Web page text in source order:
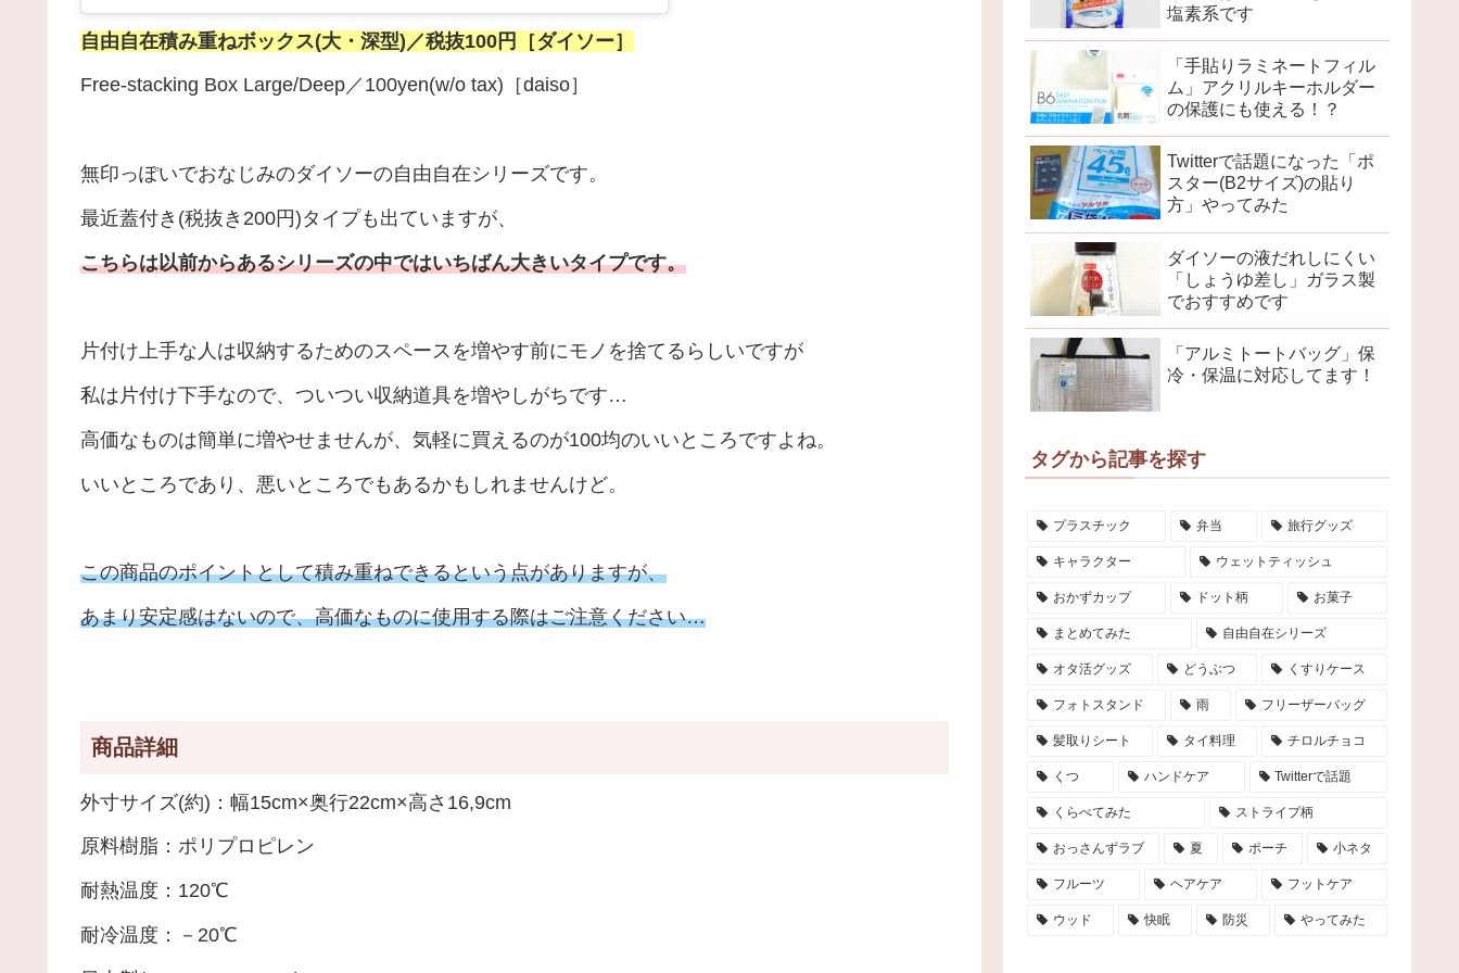
自由自在積み重ねボックス(大・深型)／税抜100円［ダイソー］
Free-stacking Box Large/Deep／100yen(w/o tax)［daiso］
無印っぽいでおなじみのダイソーの自由自在シリーズです。
最近蓋付き(税抜き200円)タイプも出ていますが、
こちらは以前からあるシリーズの中ではいちばん大きいタイプです。
片付け上手な人は収納するためのスペースを増やす前にモノを捨てるらしいですが
私は片付け下手なので、ついつい収納道具を増やしがちです…
高価なものは簡単に増やせませんが、気軽に買えるのが100均のいいところですよね。
いいところであり、悪いところでもあるかもしれませんけど。
この商品のポイントとして積み重ねできるという点がありますが、
あまり安定感はないので、高価なものに使用する際はご注意ください…
商品詳細
外寸サイズ(約)：幅15cm×奥行22cm×高さ16,9cm
原料樹脂：ポリプロピレン
耐熱温度：120℃
耐冷温度：－20℃
塩素系です
「手貼りラミネートフィル
ム」アクリルキーホルダー
の保護にも使える！？
Twitterで話題になった「ポ
スター(B2サイズ)の貼り
方」やってみた
ダイソーの液だれしにくい
「しょうゆ差し」ガラス製
でおすすめです
「アルミトートバッグ」保
冷・保温に対応してます！
タグから記事を探す
プラスチック 弁当 旅行グッズ
キャラクター ウェットティッシュ
おかずカップ ドット柄 お菓子
まとめてみた 自由自在シリーズ
オタ活グッズ どうぶつ くすりケース
フォトスタンド 雨 フリーザーバッグ
髪取りシート タイ料理 チロルチョコ
くつ ハンドケア Twitterで話題
くらべてみた ストライプ柄
おっさんずラブ 夏 ポーチ 小ネタ
フルーツ ヘアケア フットケア
ウッド 快眠 防災 やってみた